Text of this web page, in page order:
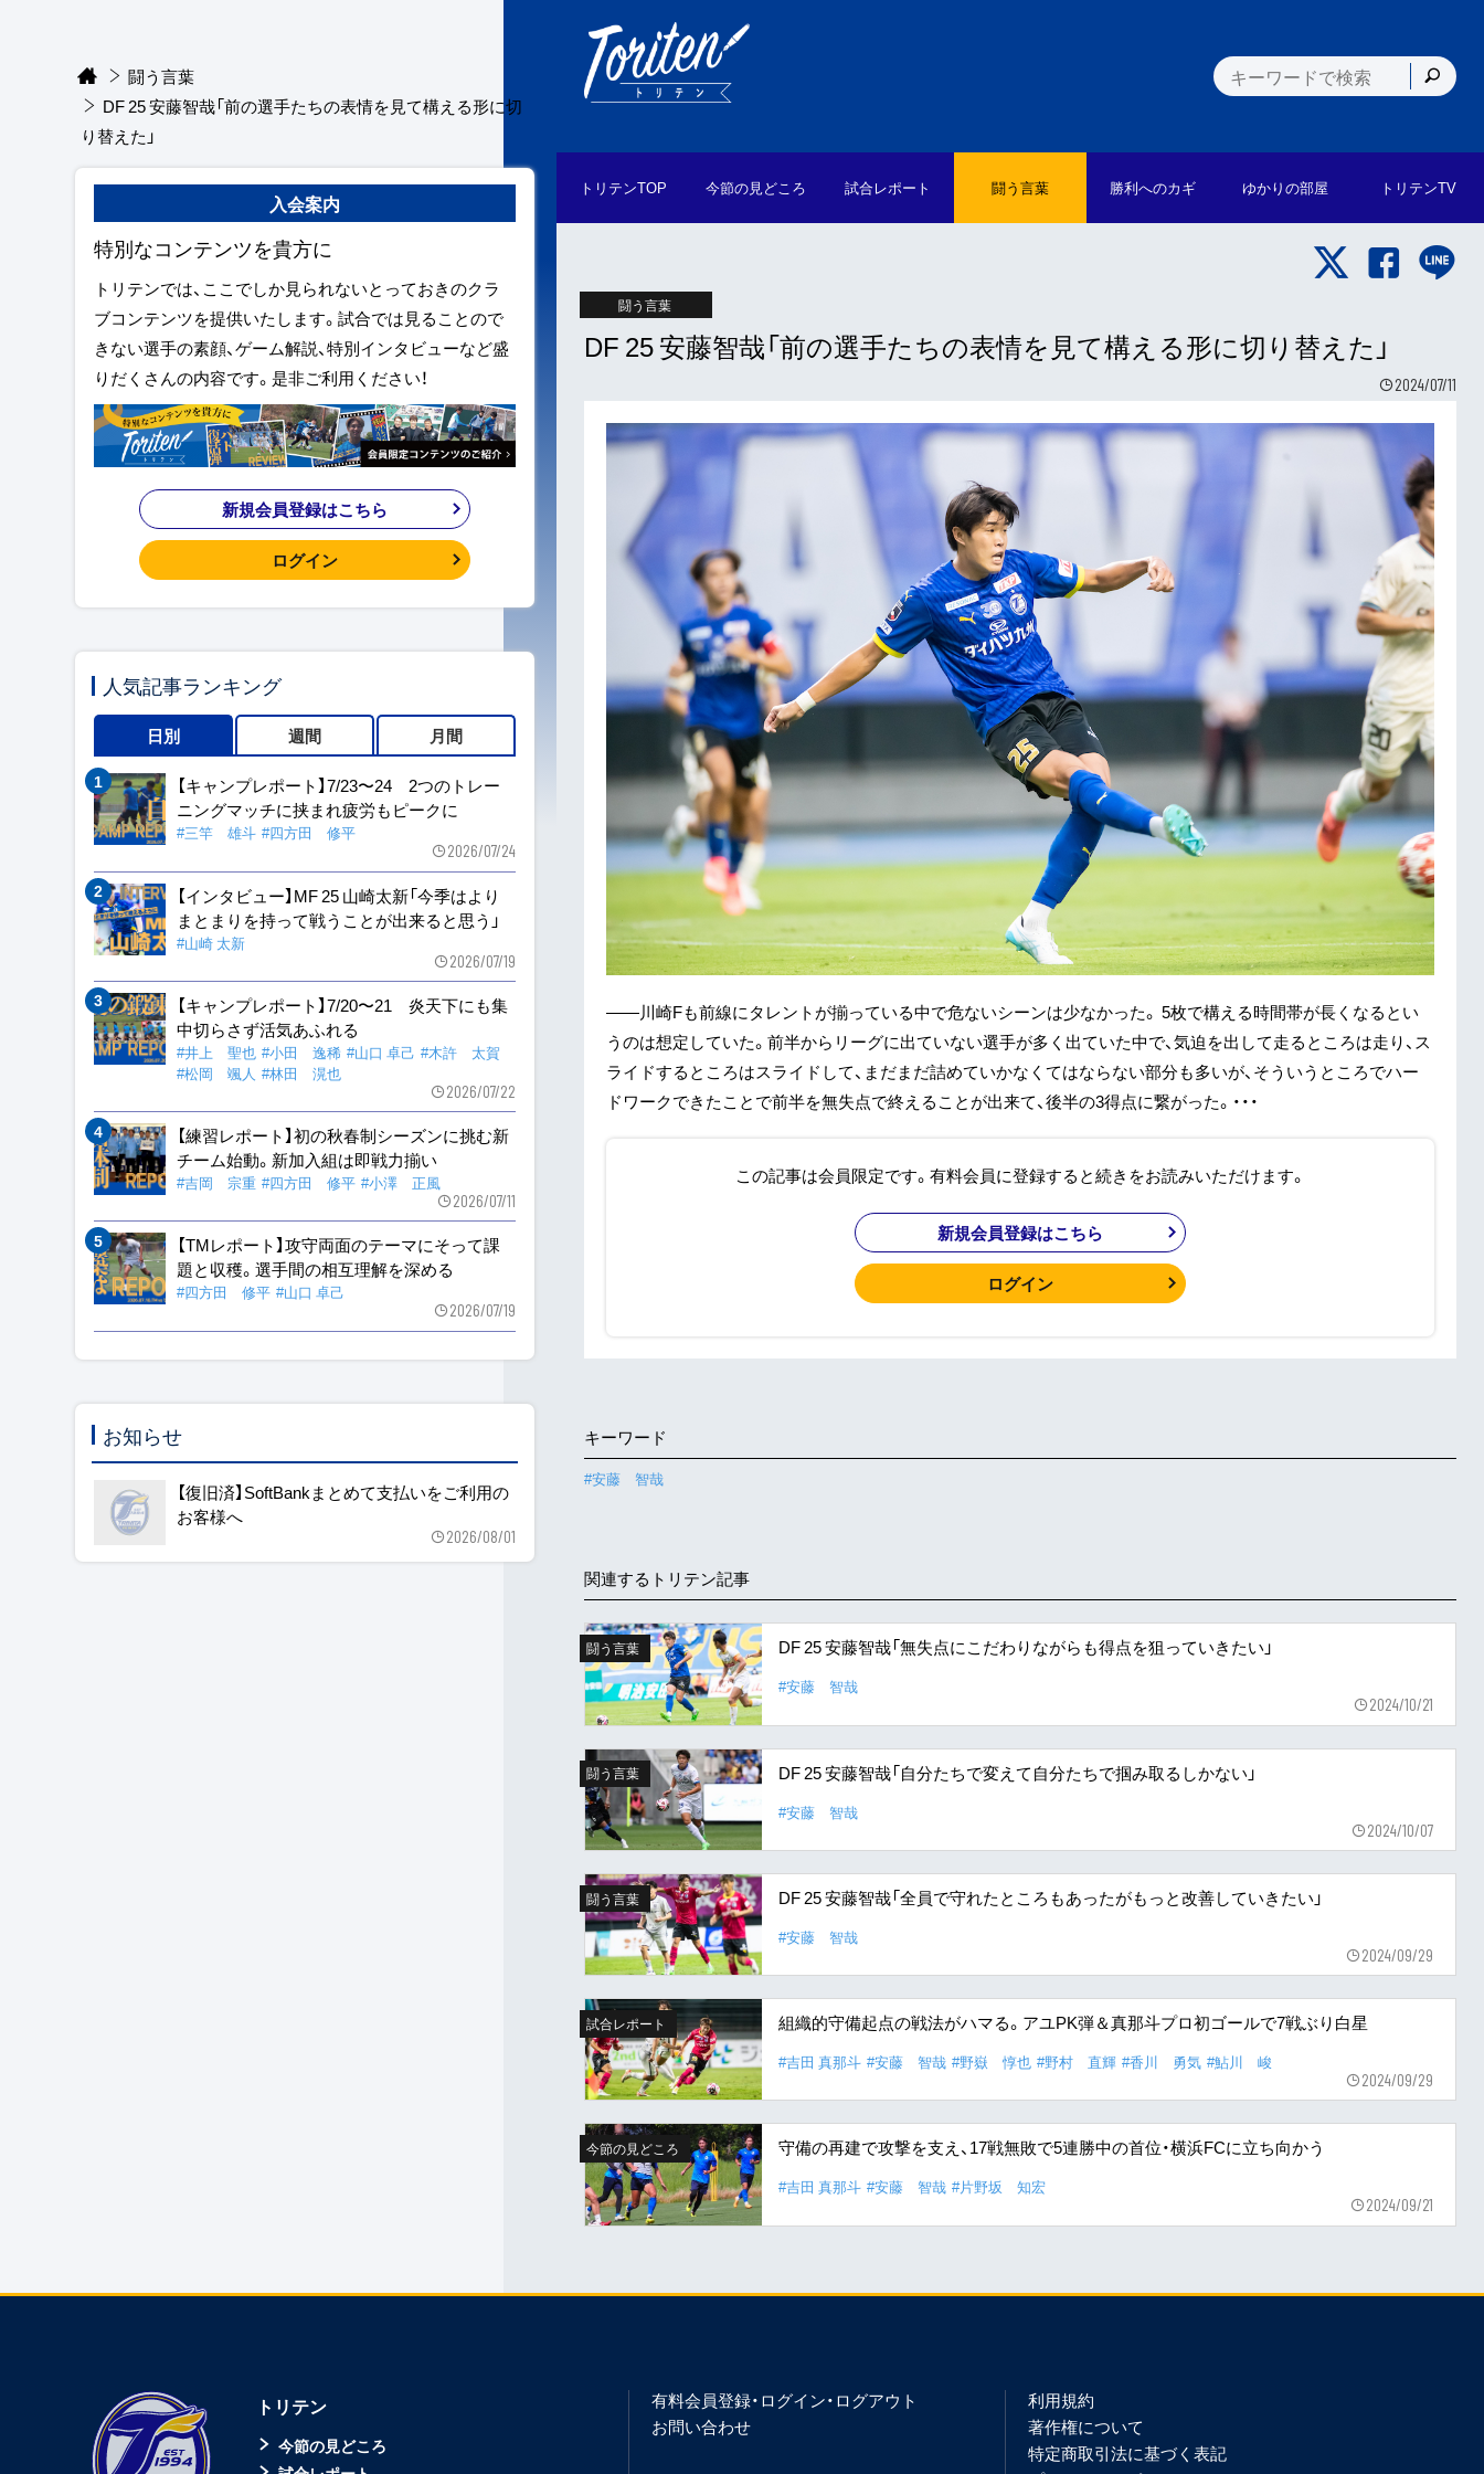
トリテンTOP 今節の見どころ 試合レポート 闘う言葉 勝利へのカギ ゆかりの部屋 トリテンTV
闘う言葉
DF 25 安藤智哉「前の選手たちの表情を見て構える形に切り替えた」
2024/07/11
——川崎Fも前線にタレントが揃っている中で危ないシーンは少なかった。 5枚で構える時間帯が長くなるとい
うのは想定していた。前半からリーグに出ていない選手が多く出ていた中で、気迫を出して走るところは走り、ス
ライドするところはスライドして、まだまだ詰めていかなくてはならない部分も多いが、そういうところでハー
ドワークできたことで前半を無失点で終えることが出来て、後半の3得点に繋がった。・・・
この記事は会員限定です。有料会員に登録すると続きをお読みいただけます。
新規会員登録はこちら
ログイン
キーワード
#安藤 智哉
関連するトリテン記事
闘う言葉 DF 25 安藤智哉「無失点にこだわりながらも得点を狙っていきたい」
#安藤 智哉
2024/10/21
闘う言葉 DF 25 安藤智哉「自分たちで変えて自分たちで掴み取るしかない」
#安藤 智哉
2024/10/07
闘う言葉 DF 25 安藤智哉「全員で守れたところもあったがもっと改善していきたい」
#安藤 智哉
2024/09/29
試合レポート 組織的守備起点の戦法がハマる。アユPK弾＆真那斗プロ初ゴールで7戦ぶり白星
#吉田 真那斗 #安藤 智哉 #野嶽 惇也 #野村 直輝 #香川 勇気 #鮎川 峻
2024/09/29
今節の見どころ 守備の再建で攻撃を支え、17戦無敗で5連勝中の首位・横浜FCに立ち向かう
#吉田 真那斗 #安藤 智哉 #片野坂 知宏
2024/09/21
闘う言葉
DF 25 安藤智哉「前の選手たちの表情を見て構える形に切
り替えた」
入会案内
特別なコンテンツを貴方に
トリテンでは、ここでしか見られないとっておきのクラ
ブコンテンツを提供いたします。試合では見ることので
きない選手の素顔、ゲーム解説、特別インタビューなど盛
りだくさんの内容です。是非ご利用ください！
新規会員登録はこちら
ログイン
人気記事ランキング
日別 週間 月間
【キャンプレポート】7/23〜24 2つのトレー
ニングマッチに挟まれ疲労もピークに
#三竿 雄斗 #四方田 修平
2026/07/24
【インタビュー】MF 25 山崎太新「今季はより
まとまりを持って戦うことが出来ると思う」
#山崎 太新
2026/07/19
【キャンプレポート】7/20〜21 炎天下にも集
中切らさず活気あふれる
#井上 聖也 #小田 逸稀 #山口 卓己 #木許 太賀
#松岡 颯人 #林田 滉也
2026/07/22
【練習レポート】初の秋春制シーズンに挑む新
チーム始動。新加入組は即戦力揃い
#吉岡 宗重 #四方田 修平 #小澤 正風
2026/07/11
【TMレポート】攻守両面のテーマにそって課
題と収穫。選手間の相互理解を深める
#四方田 修平 #山口 卓己
2026/07/19
お知らせ
【復旧済】SoftBankまとめて支払いをご利用の
お客様へ
2026/08/01
トリテン
今節の見どころ
有料会員登録・ログイン・ログアウト
お問い合わせ
利用規約
著作権について
特定商取引法に基づく表記